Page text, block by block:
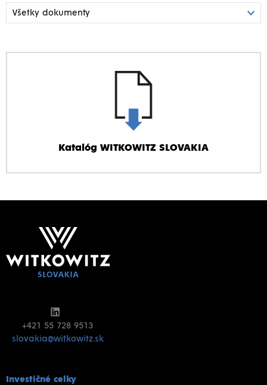
Katalóg WITKOWITZ SLOVAKIA
+421 55 728 9513
slovakia@witkowitz.sk
Investičné celky